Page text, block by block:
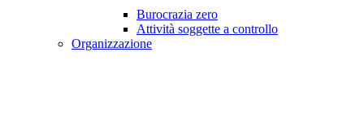
Burocrazia zero
Attività soggette a controllo
Organizzazione